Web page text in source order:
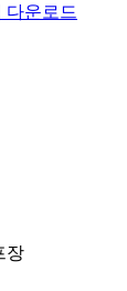
다운로드
장